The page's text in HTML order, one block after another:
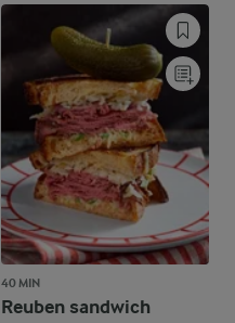
40 MIN
Reuben sandwich